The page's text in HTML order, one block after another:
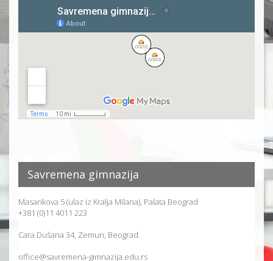
Savremena gimnazija
Masarikova 5 (ulaz iz Kralja Milana), Palata Beograd
+381 (0)11 4011 223
Cara Dušana 34, Zemun, Beograd
office@savremena-gimnazija.edu.rs